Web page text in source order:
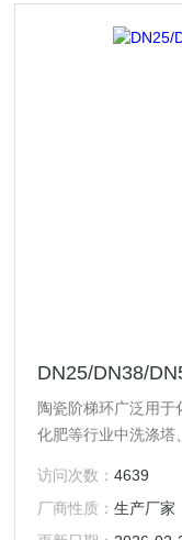
DN25/DN38/
陶瓷阶梯环广泛用于
化肥等行业中洗涤塔
访问次数：4639
厂商性质：生产厂家